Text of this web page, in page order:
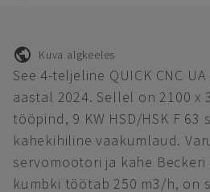
Kuva algkeeles
See 4-teljeline QUICK CNC
aastal 2024. Sellel on 2100 x
tööpind, 9 KW HSD/HSK F
kahekihiline vaakumlaud.
servomootori ja kahe
kumbki töötab 250 m3/h, on